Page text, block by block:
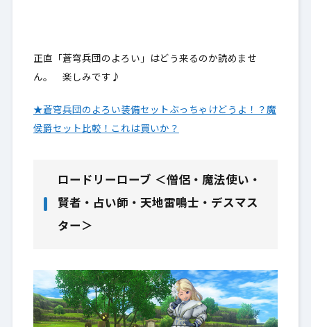
正直「蒼穹兵団のよろい」はどう来るのか読めませ
ん。 楽しみです♪
★蒼穹兵団のよろい装備セットぶっちゃけどうよ！？魔
侯爵セット比較！これは買いか？
ロードリーローブ ＜僧侶・魔法使い・
賢者・占い師・天地雷鳴士・デスマス
ター＞